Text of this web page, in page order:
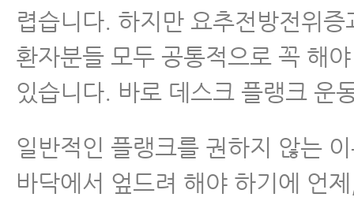
디스크 내장증
렵습니다. 하지만 요추전방전위증
환자분들 모두 공통적으로 꼭 해
있습니다. 바로 데스크 플랭크 운
일반적인 플랭크를 권하지 않는
바닥에서 엎드려 해야 하기에 언